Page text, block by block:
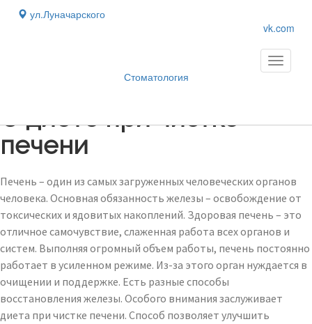
ул.Луначарского
vk.com
Стоматология
Toggle
О диете при чистке
печени
Печень – один из самых загруженных человеческих органов
человека. Основная обязанность железы – освобождение от
токсических и ядовитых накоплений. Здоровая печень – это
отличное самочувствие, слаженная работа всех органов и
систем. Выполняя огромный объем работы, печень постоянно
работает в усиленном режиме. Из-за этого орган нуждается в
очищении и поддержке. Есть разные способы
восстановления железы. Особого внимания заслуживает
диета при чистке печени. Способ позволяет улучшить